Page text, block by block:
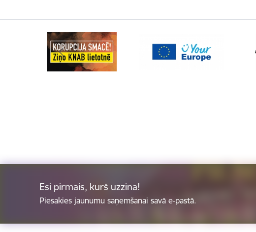
Esi pirmais, kurš uzzina!
Piesakies jaunumu saņemšanai savā e-pastā.